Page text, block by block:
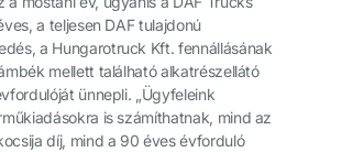
a teljesen DAF tulajdonú
a Hungarotruck Kft. fennállásának
mellett található alkatrészellátó
ünnepli. „Ügyfeleink
is számíthatnak, mind az
díj, mind a 90 éves évforduló